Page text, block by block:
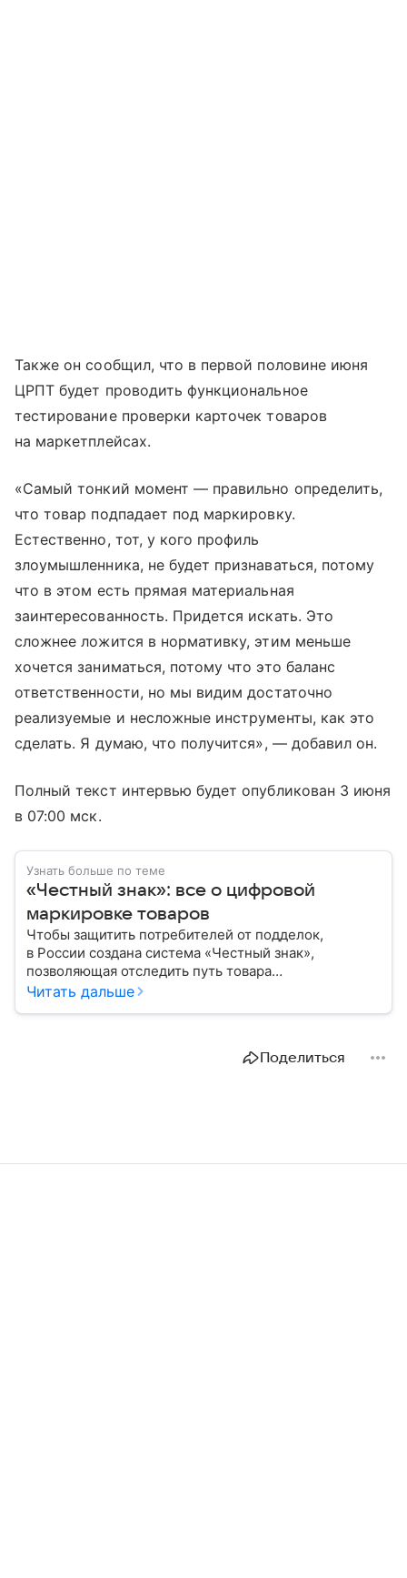
Также он сообщил, что в первой половине июня
ЦРПТ будет проводить функциональное
тестирование проверки карточек товаров
на маркетплейсах.
«Самый тонкий момент — правильно определить,
что товар подпадает под маркировку.
Естественно, тот, у кого профиль
злоумышленника, не будет признаваться, потому
что в этом есть прямая материальная
заинтересованность. Придется искать. Это
сложнее ложится в нормативку, этим меньше
хочется заниматься, потому что это баланс
ответственности, но мы видим достаточно
реализуемые и несложные инструменты, как это
сделать. Я думаю, что получится», — добавил он.
Полный текст интервью будет опубликован 3 июня
в 07:00 мск.
Узнать больше по теме
«Честный знак»: все о цифровой
маркировке товаров
Чтобы защитить потребителей от подделок,
в России создана система «Честный знак»,
позволяющая отследить путь товара
от производителя до покупателя. Расскажем, как
Читать дальше
Поделиться